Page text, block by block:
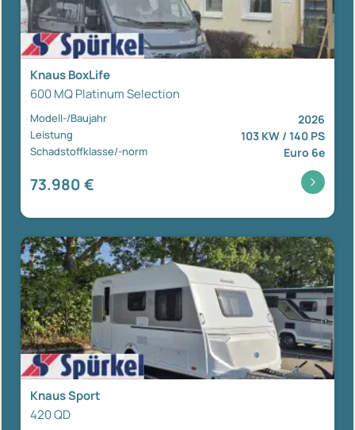
Knaus BoxLife
600 MQ Platinum Selection
Modell-/Baujahr 2026
Leistung 103 KW / 140 PS
Schadstoffklasse/-norm Euro 6e
73.980 €
Knaus Sport
420 QD